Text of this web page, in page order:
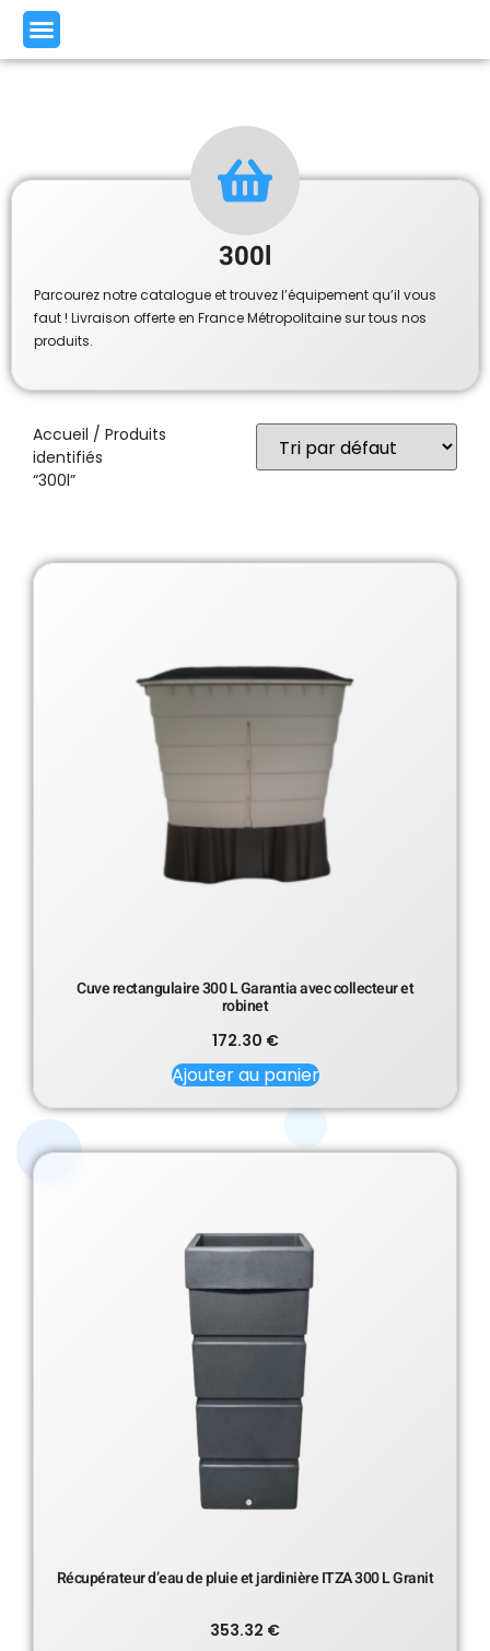
300l
Parcourez notre catalogue et trouvez l’équipement qu’il vous
faut ! Livraison offerte en France Métropolitaine sur tous nos
produits.
Accueil / Produits
identifiés
“300l”
Cuve rectangulaire 300 L Garantia avec collecteur et
robinet
172.30 €
Ajouter au panier
Récupérateur d’eau de pluie et jardinière ITZA 300 L Granit
353.32 €